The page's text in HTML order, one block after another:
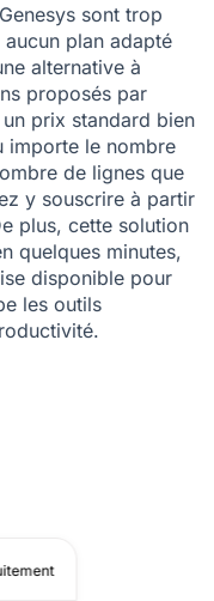
sont trop
plan adapté
alternative à
proposés par
prix standard bien
importe le nombre
de lignes que
y souscrire à partir
plus, cette solution
quelques minutes,
disponible pour
les outils